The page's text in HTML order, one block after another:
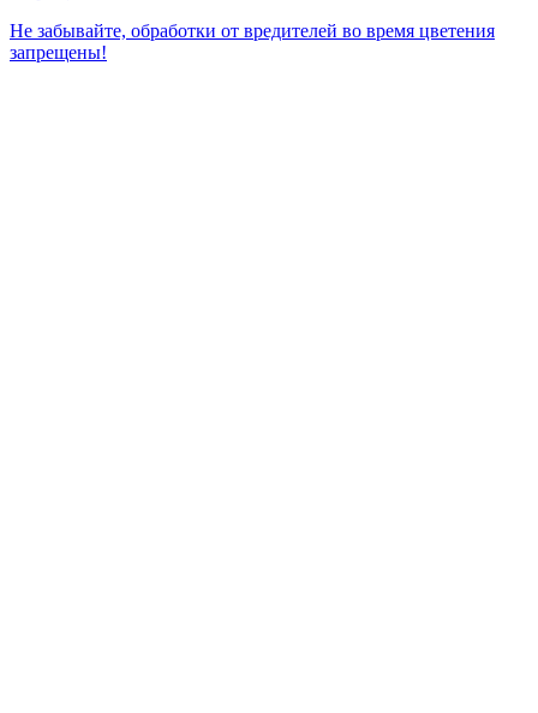
Не забывайте, обработки от вредителей во время цветения
запрещены!